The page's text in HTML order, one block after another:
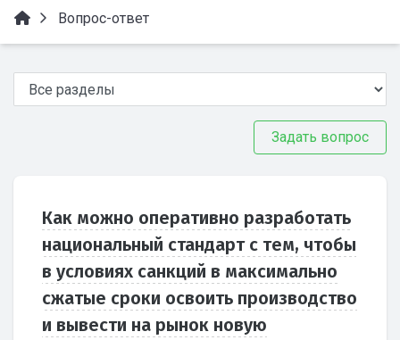
Вопрос-ответ
Задать вопрос
Как можно оперативно разработать
национальный стандарт с тем, чтобы
в условиях санкций в максимально
сжатые сроки освоить производство
и вывести на рынок новую